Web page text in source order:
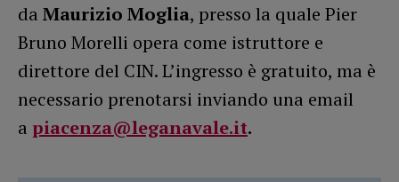
da Maurizio Moglia, presso la quale Pier
Bruno Morelli opera come istruttore e
direttore del CIN. L’ingresso è gratuito, ma è
necessario prenotarsi inviando una email
a piacenza@leganavale.it.